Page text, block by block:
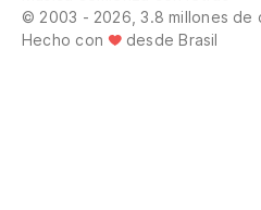
© 2003 - 2026, 3.8 millones de
Hecho con
desde Brasil